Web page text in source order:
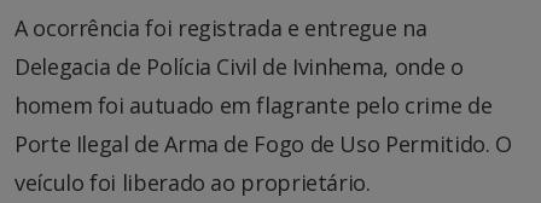
A ocorrência foi registrada e entregue na
Delegacia de Polícia Civil de Ivinhema, onde o
homem foi autuado em flagrante pelo crime de
Porte Ilegal de Arma de Fogo de Uso Permitido. O
veículo foi liberado ao proprietário.